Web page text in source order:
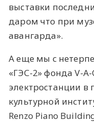
выставки
даром что при
авангарда».
А еще мы с
«ГЭС-2» фонда V-
электростанции
культурной
Renzo Piano